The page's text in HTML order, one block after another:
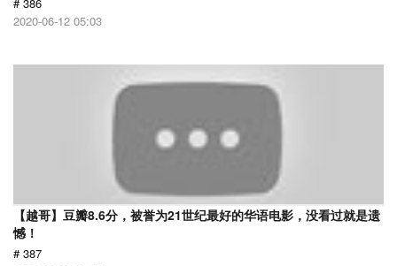
2020-06-12 05:03
【越哥】豆瓣8.6分，被誉为21世纪最好的华语电影，没看过就是遗
憾！
# 387